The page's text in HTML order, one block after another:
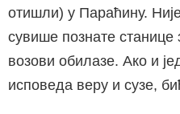
отишли) у Параћину.
сувише познате станице
возови обилазе. Ако и
исповеда веру и сузе,